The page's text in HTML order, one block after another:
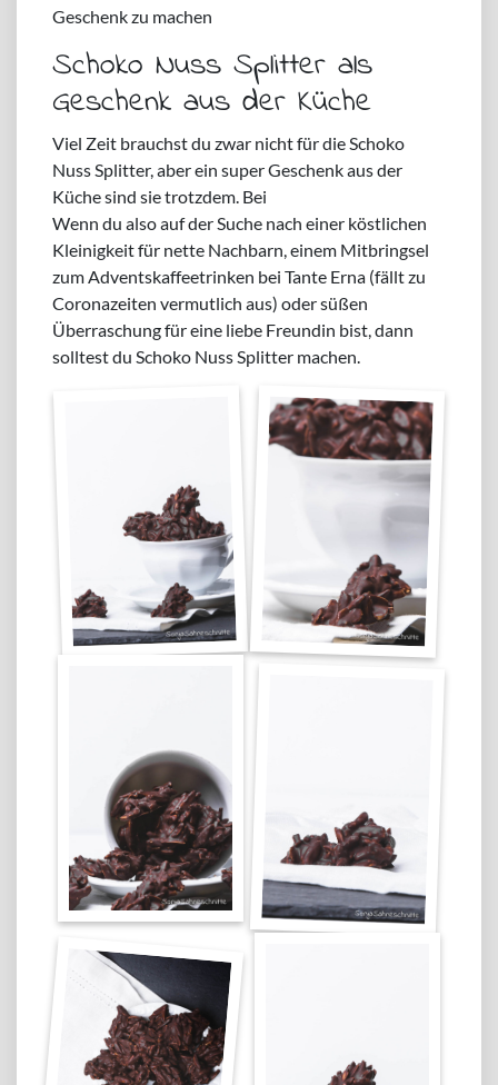
Geschenk zu machen
Schoko Nuss Splitter als
Geschenk aus der Küche
Viel Zeit brauchst du zwar nicht für die Schoko
Nuss Splitter, aber ein super Geschenk aus der
Küche sind sie trotzdem. Bei
Wenn du also auf der Suche nach einer köstlichen
Kleinigkeit für nette Nachbarn, einem Mitbringsel
zum Adventskaffeetrinken bei Tante Erna (fällt zu
Coronazeiten vermutlich aus) oder süßen
Überraschung für eine liebe Freundin bist, dann
solltest du Schoko Nuss Splitter machen.